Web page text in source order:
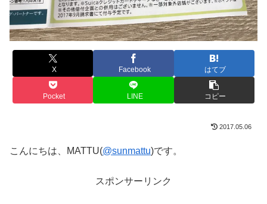
X Facebook はてブ
Pocket LINE コピー
2017.05.06
こんにちは、MATTU(@sunmattu)です。
スポンサーリンク